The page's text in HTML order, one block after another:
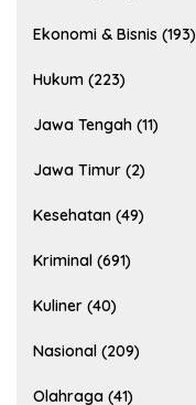
Ekonomi & Bisnis (193)
Hukum (223)
Jawa Tengah (11)
Jawa Timur (2)
Kesehatan (49)
Kriminal (691)
Kuliner (40)
Nasional (209)
Olahraga (41)